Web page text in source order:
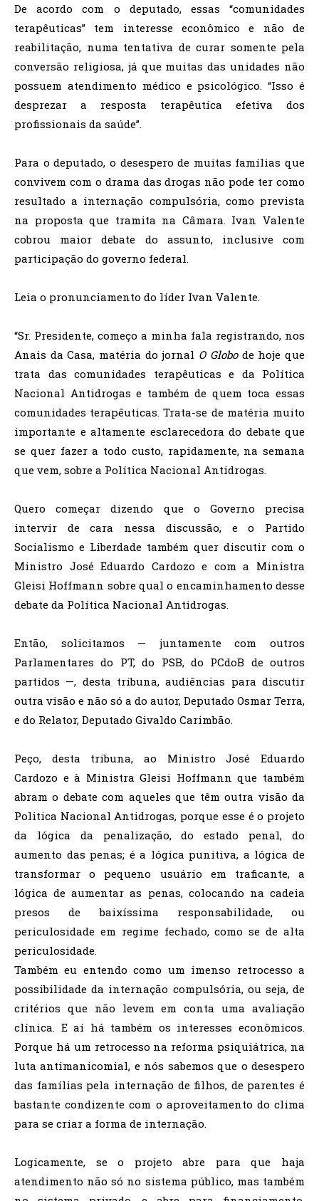
De acordo com o deputado, essas “comunidades
terapêuticas” tem interesse econômico e não de
reabilitação, numa tentativa de curar somente pela
conversão religiosa, já que muitas das unidades não
possuem atendimento médico e psicológico. “Isso é
desprezar a resposta terapêutica efetiva dos
profissionais da saúde”.
Para o deputado, o desespero de muitas famílias que
convivem com o drama das drogas não pode ter como
resultado a internação compulsória, como prevista
na proposta que tramita na Câmara. Ivan Valente
cobrou maior debate do assunto, inclusive com
participação do governo federal.
Leia o pronunciamento do líder Ivan Valente.
“Sr. Presidente, começo a minha fala registrando, nos
Anais da Casa, matéria do jornal O Globode hoje que
trata das comunidades terapêuticas e da Política
Nacional Antidrogas e também de quem toca essas
comunidades terapêuticas. Trata-se de matéria muito
importante e altamente esclarecedora do debate que
se quer fazer a todo custo, rapidamente, na semana
que vem, sobre a Política Nacional Antidrogas.
Quero começar dizendo que o Governo precisa
intervir de cara nessa discussão, e o Partido
Socialismo e Liberdade também quer discutir com o
Ministro José Eduardo Cardozo e com a Ministra
Gleisi Hoffmann sobre qual o encaminhamento desse
debate da Política Nacional Antidrogas.
Então, solicitamos — juntamente com outros
Parlamentares do PT, do PSB, do PCdoB de outros
partidos —, desta tribuna, audiências para discutir
outra visão e não só a do autor, Deputado Osmar Terra,
e do Relator, Deputado Givaldo Carimbão.
Peço, desta tribuna, ao Ministro José Eduardo
Cardozo e à Ministra Gleisi Hoffmann que também
abram o debate com aqueles que têm outra visão da
Politica Nacional Antidrogas, porque esse é o projeto
da lógica da penalização, do estado penal, do
aumento das penas; é a lógica punitiva, a lógica de
transformar o pequeno usuário em traficante, a
lógica de aumentar as penas, colocando na cadeia
presos de baixíssima responsabilidade, ou
periculosidade em regime fechado, como se de alta
periculosidade.
Também eu entendo como um imenso retrocesso a
possibilidade da internação compulsória, ou seja, de
critérios que não levem em conta uma avaliação
clínica. E aí há também os interesses econômicos.
Porque há um retrocesso na reforma psiquiátrica, na
luta antimanicomial, e nós sabemos que o desespero
das famílias pela internação de filhos, de parentes é
bastante condizente com o aproveitamento do clima
para se criar a forma de internação.
Logicamente, se o projeto abre para que haja
atendimento não só no sistema público, mas também